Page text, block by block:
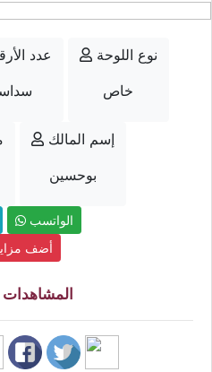
عدد
نوع اللوحة
خاص
إسم المالك
بوحسين
الواتسب
أضف